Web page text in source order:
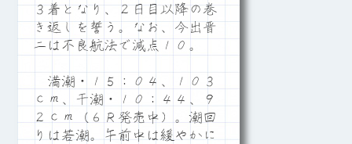
３着となり、２日目以降の巻
き返しを誓う。なお、今出晋
二は不良航法で減点１０。
満潮・１５：０４、１０３
ｃｍ、干潮・１０：４４、９
２ｃｍ（６Ｒ発売中）。潮回
りは若潮。午前中は緩やかに